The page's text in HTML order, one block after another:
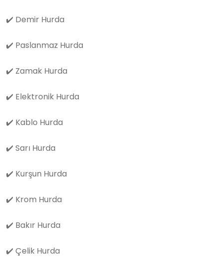
✔️ Demir Hurda
✔️ Paslanmaz Hurda
✔️ Zamak Hurda
✔️ Elektronik Hurda
✔️ Kablo Hurda
✔️ Sarı Hurda
✔️ Kurşun Hurda
✔️ Krom Hurda
✔️ Bakır Hurda
✔️ Çelik Hurda